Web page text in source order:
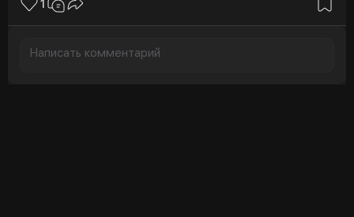
подход к выходу на рынок и устанавливая новые
пользователей Robinhood и Kraken
1